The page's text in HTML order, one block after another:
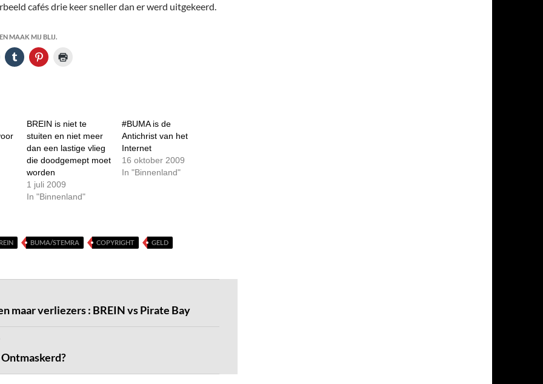
cafés drie keer sneller dan er werd uitgekeerd.
MAAK MIJ BLIJ.
BREIN is niet te
stuiten en niet meer
dan een lastige vlieg
die doodgemept moet
worden
1 juli 2009
In "Binnenland"
#BUMA is de
Antichrist van het
Internet
16 oktober 2009
In "Binnenland"
BUMA/STEMRA COPYRIGHT GELD
maar verliezers : BREIN vs Pirate Bay